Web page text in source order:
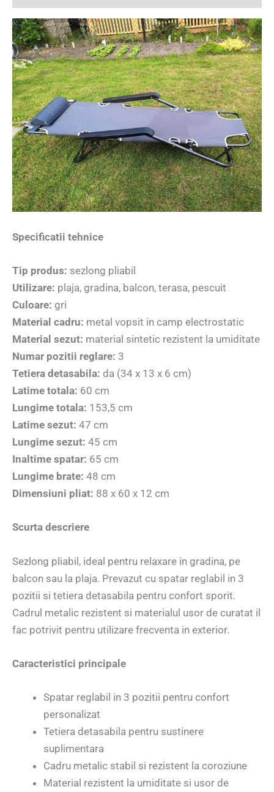
Specificatii tehnice
Tip produs: sezlong pliabil
Utilizare: plaja, gradina, balcon, terasa, pescuit
Culoare: gri
Material cadru: metal vopsit in camp electrostatic
Material sezut: material sintetic rezistent la umiditate
Numar pozitii reglare: 3
Tetiera detasabila: da (34 x 13 x 6 cm)
Latime totala: 60 cm
Lungime totala: 153,5 cm
Latime sezut: 47 cm
Lungime sezut: 45 cm
Inaltime spatar: 65 cm
Lungime brate: 48 cm
Dimensiuni pliat: 88 x 60 x 12 cm
Scurta descriere
Sezlong pliabil, ideal pentru relaxare in gradina, pe
balcon sau la plaja. Prevazut cu spatar reglabil in 3
pozitii si tetiera detasabila pentru confort sporit.
Cadrul metalic rezistent si materialul usor de curatat il
fac potrivit pentru utilizare frecventa in exterior.
Caracteristici principale
Spatar reglabil in 3 pozitii pentru confort
personalizat
Tetiera detasabila pentru sustinere
suplimentara
Cadru metalic stabil si rezistent la coroziune
Material rezistent la umiditate si usor de